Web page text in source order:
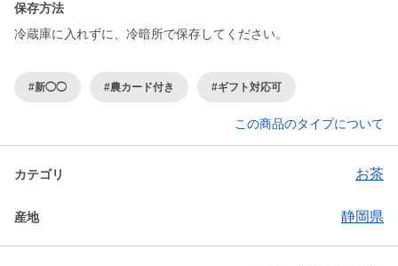
保存方法
冷蔵庫に入れずに、冷暗所で保存してください。
#新◯◯ #農カード付き #ギフト対応可
この商品のタイプについて
カテゴリ お茶
産地 静岡県